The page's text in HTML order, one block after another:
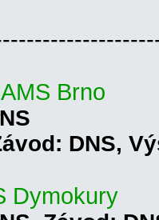
Brno
DNS, V
Dymokury